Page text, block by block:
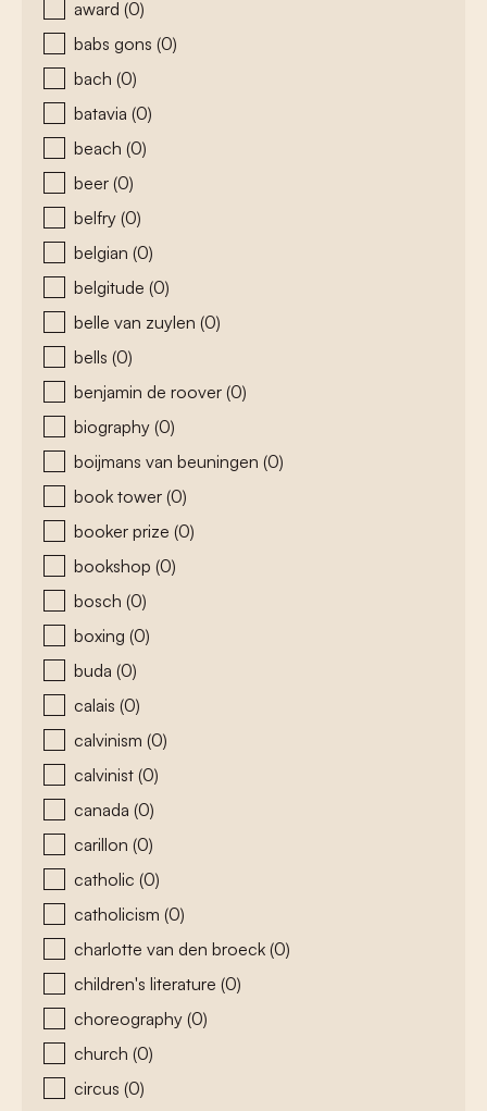
award (0)
babs gons (0)
bach (0)
batavia (0)
beach (0)
beer (0)
belfry (0)
belgian (0)
belgitude (0)
belle van zuylen (0)
bells (0)
benjamin de roover (0)
biography (0)
boijmans van beuningen (0)
book tower (0)
booker prize (0)
bookshop (0)
bosch (0)
boxing (0)
buda (0)
calais (0)
calvinism (0)
calvinist (0)
canada (0)
carillon (0)
catholic (0)
catholicism (0)
charlotte van den broeck (0)
children's literature (0)
choreography (0)
church (0)
circus (0)